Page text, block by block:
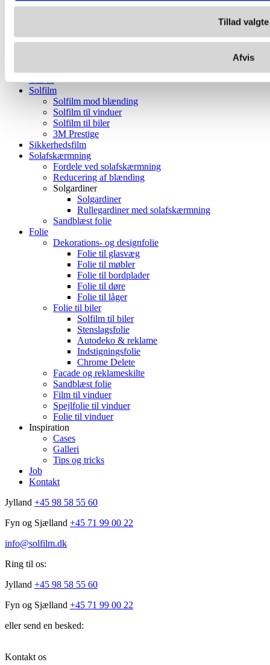
Tillad valgte
Afvis
Privatlivspolitik
Privatlivspolitik
Om os
Solfilm
Solfilm mod blænding
Solfilm til vinduer
Solfilm til biler
3M Prestige
Sikkerhedsfilm
Solafskærmning
Fordele ved solafskærmning
Reducering af blænding
Solgardiner
Solgardiner
Rullegardiner med solafskærmning
Sandblæst folie
Folie
Dekorations- og designfolie
Folie til glasvæg
Folie til møbler
Folie til bordplader
Folie til døre
Folie til låger
Folie til biler
Solfilm til biler
Stenslagsfolie
Autodeko & reklame
Indstigningsfolie
Chrome Delete
Facade og reklameskilte
Sandblæst folie
Film til vinduer
Spejlfolie til vinduer
Folie til vinduer
Inspiration
Cases
Galleri
Tips og tricks
Job
Kontakt
Jylland +45 98 58 55 60
Fyn og Sjælland +45 71 99 00 22
info@solfilm.dk
Ring til os:
Jylland +45 98 58 55 60
Fyn og Sjælland +45 71 99 00 22
eller send en besked:
Kontakt os